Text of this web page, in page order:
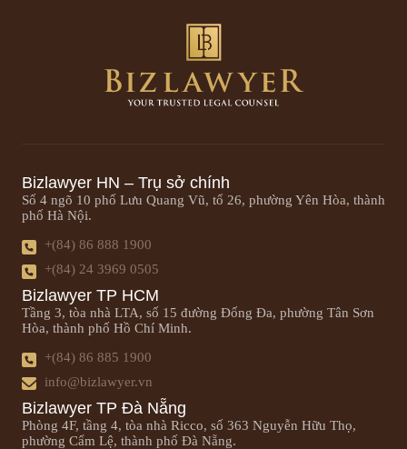
Bizlawyer HN – Trụ sở chính
Số 4 ngõ 10 phố Lưu Quang Vũ, tổ 26, phường Yên Hòa, thành
phố Hà Nội.
+(84) 86 888 1900
+(84) 24 3969 0505
Bizlawyer TP HCM
Tầng 3, tòa nhà LTA, số 15 đường Đống Đa, phường Tân Sơn
Hòa, thành phố Hồ Chí Minh.
+(84) 86 885 1900
info@bizlawyer.vn
Bizlawyer TP Đà Nẵng
Phòng 4F, tầng 4, tòa nhà Ricco, số 363 Nguyễn Hữu Thọ,
phường Cẩm Lệ, thành phố Đà Nẵng.